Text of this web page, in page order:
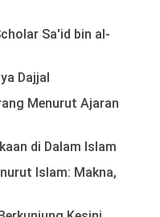
Sa'id bin al-
Dajjal
Menurut Ajaran
di Dalam Islam
Islam: Makna,